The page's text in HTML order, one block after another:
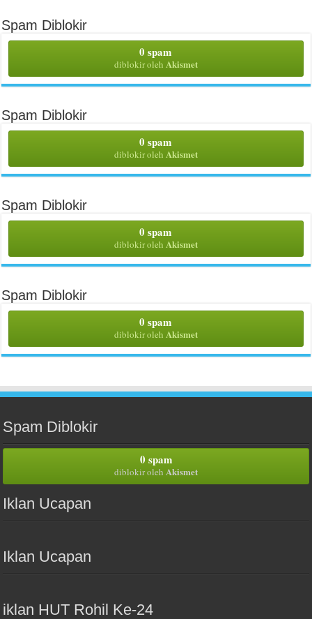
Spam Diblokir
0 spam
diblokir oleh Akismet
Spam Diblokir
0 spam
diblokir oleh Akismet
Spam Diblokir
0 spam
diblokir oleh Akismet
Spam Diblokir
0 spam
diblokir oleh Akismet
Spam Diblokir
0 spam
diblokir oleh Akismet
Iklan Ucapan
Iklan Ucapan
iklan HUT Rohil Ke-24